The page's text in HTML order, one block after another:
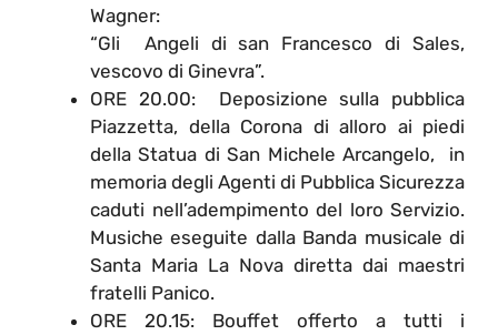
Wagner:
“Gli Angeli di san Francesco di Sales,
vescovo di Ginevra”.
ORE 20.00: Deposizione sulla pubblica
Piazzetta, della Corona di alloro ai piedi
della Statua di San Michele Arcangelo, in
memoria degli Agenti di Pubblica Sicurezza
caduti nell’adempimento del loro Servizio.
Musiche eseguite dalla Banda musicale di
Santa Maria La Nova diretta dai maestri
fratelli Panico.
ORE 20.15: Bouffet offerto a tutti i